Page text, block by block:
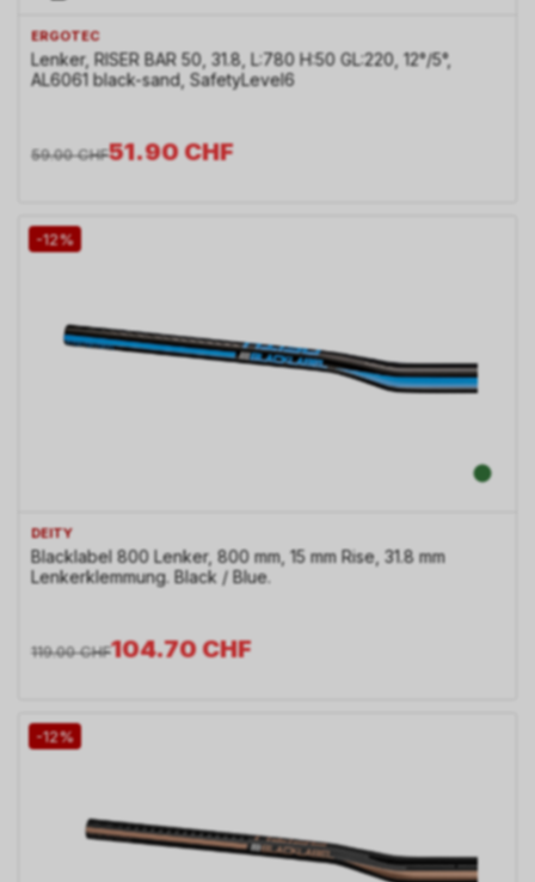
ERGOTEC
Lenker, RISER BAR 50, 31.8, L:780 H:50 GL:220, 12°/5°,
AL6061 black-sand, SafetyLevel6
51.90CHF
59.00 CHF
-12%
DEITY
Blacklabel 800 Lenker, 800 mm, 15 mm Rise, 31.8 mm
Lenkerklemmung. Black / Blue.
104.70CHF
119.00 CHF
-12%